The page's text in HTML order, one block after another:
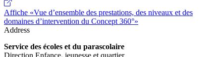
Affiche «Vue d’ensemble des prestations, des niveaux et des
domaines d’intervention du Concept 360°»
Address
Service des écoles et du parascolaire
Direction Enfance, jeunesse et quartier